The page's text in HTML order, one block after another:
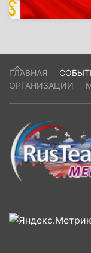
ГЛАВНАЯ
ОРГАНИЗАЦИИ